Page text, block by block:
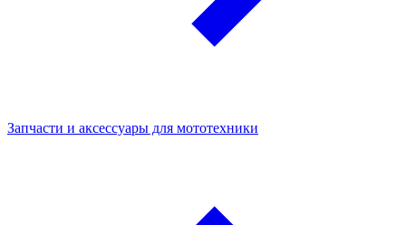
Запчасти и аксессуары для мототехники